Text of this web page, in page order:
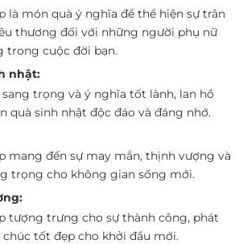
là món quà ý nghĩa để thể hiện sự trân
thương đối với những người phụ nữ
trong cuộc đời bạn.
nhật:
sang trọng và ý nghĩa tốt lành, lan hồ
quà sinh nhật độc đáo và đáng nhớ.
mang đến sự may mắn, thịnh vượng và
trọng cho không gian sống mới.
tượng trưng cho sự thành công, phát
tốt đẹp cho khởi đầu mới.